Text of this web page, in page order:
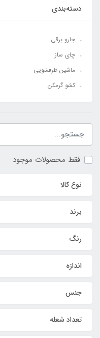
دسته‌بندی
جارو برقی
چای ساز
ماشین ظرفشویی
کشو گرمکن
فقط محصولات موجود
نوع کالا
برند
رنگ
اندازه
جنس
تعداد شعله